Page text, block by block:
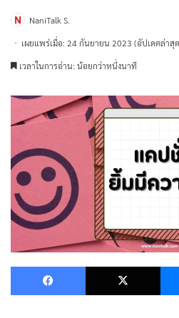
NaniTalk S.
เผยแพร่เมื่อ: 24 กันยายน 2023 (อัปเดตล่าสุ
เวลาในการอ่าน: น้อยกว่าหนึ่งนาที
Facebook X